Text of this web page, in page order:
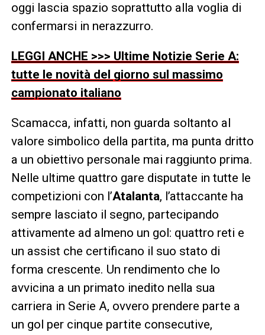
oggi lascia spazio soprattutto alla voglia di
confermarsi in nerazzurro.
LEGGI ANCHE >>> Ultime Notizie Serie A:
tutte le novità del giorno sul massimo
campionato italiano
Scamacca, infatti, non guarda soltanto al
valore simbolico della partita, ma punta dritto
a un obiettivo personale mai raggiunto prima.
Nelle ultime quattro gare disputate in tutte le
competizioni con l’Atalanta, l’attaccante ha
sempre lasciato il segno, partecipando
attivamente ad almeno un gol: quattro reti e
un assist che certificano il suo stato di
forma crescente. Un rendimento che lo
avvicina a un primato inedito nella sua
carriera in Serie A, ovvero prendere parte a
un gol per cinque partite consecutive,